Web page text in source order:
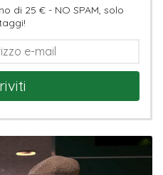
di 25 € - NO SPAM, solo